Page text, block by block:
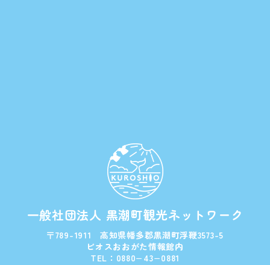
一般社団法人 黒潮町観光ネットワーク
〒789-1911 高知県幡多郡黒潮町浮鞭3573-5
ビオスおおがた情報館内
TEL：0880−43−0881